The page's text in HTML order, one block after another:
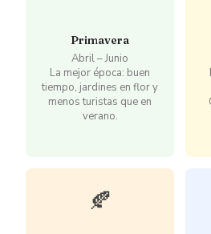
Primavera
Abril – Junio
La mejor época: buen
tiempo, jardines en flor y
menos turistas que en
verano.
🍂